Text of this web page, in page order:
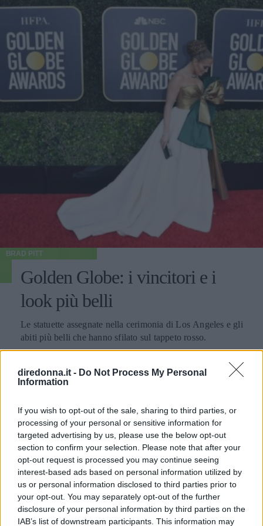
diredonna.it - Do Not Process My Personal
Information
If you wish to opt-out of the sale, sharing to third parties, or
processing of your personal or sensitive information for
targeted advertising by us, please use the below opt-out
section to confirm your selection. Please note that after your
opt-out request is processed you may continue seeing
interest-based ads based on personal information utilized by
us or personal information disclosed to third parties prior to
your opt-out. You may separately opt-out of the further
disclosure of your personal information by third parties on the
IAB’s list of downstream participants. This information may
BRAD PITT
Golden Globe: i vincitori e i
look più belli
Le statuette assegnate nella cerimonia di Los Angeles e gli
abiti più belli che hanno sfilato sul tappeto rosso.